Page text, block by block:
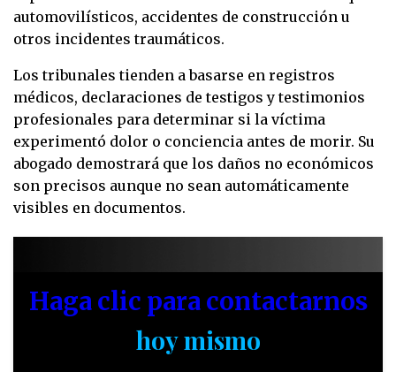
automovilísticos, accidentes de construcción u
otros incidentes traumáticos.
Los tribunales tienden a basarse en registros
médicos, declaraciones de testigos y testimonios
profesionales para determinar si la víctima
experimentó dolor o conciencia antes de morir. Su
abogado demostrará que los daños no económicos
son precisos aunque no sean automáticamente
visibles en documentos.
Haga clic para contactarnos
hoy mismo